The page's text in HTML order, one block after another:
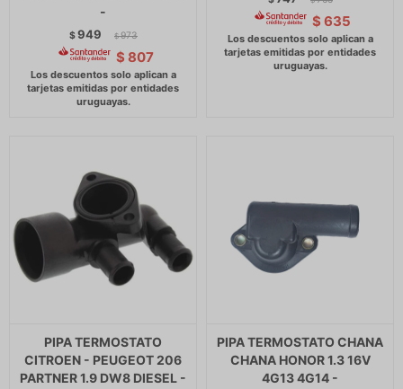
-
$949 $ 973
$ 807
$ 635
PIPA TERMOSTATO
CITROEN - PEUGEOT 206
PARTNER 1.9 DW8 DIESEL -
PIPA TERMOSTATO CHANA
CHANA HONOR 1.3 16V
4G13 4G14 -